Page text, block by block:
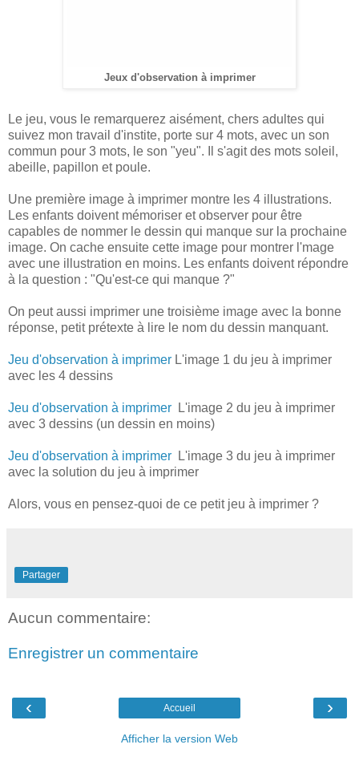
Jeux d'observation à imprimer
Le jeu, vous le remarquerez aisément, chers adultes qui
suivez mon travail d'instite, porte sur 4 mots, avec un son
commun pour 3 mots, le son "yeu". Il s'agit des mots soleil,
abeille, papillon et poule.
Une première image à imprimer montre les 4 illustrations.
Les enfants doivent mémoriser et observer pour être
capables de nommer le dessin qui manque sur la prochaine
image. On cache ensuite cette image pour montrer l'mage
avec une illustration en moins. Les enfants doivent répondre
à la question : "Qu'est-ce qui manque ?"
On peut aussi imprimer une troisième image avec la bonne
réponse, petit prétexte à lire le nom du dessin manquant.
Jeu d'observation à imprimer L'image 1 du jeu à imprimer
avec les 4 dessins
Jeu d'observation à imprimer L'image 2 du jeu à imprimer
avec 3 dessins (un dessin en moins)
Jeu d'observation à imprimer L'image 3 du jeu à imprimer
avec la solution du jeu à imprimer
Alors, vous en pensez-quoi de ce petit jeu à imprimer ?
Partager
Aucun commentaire:
Enregistrer un commentaire
‹ ›
Accueil
Afficher la version Web